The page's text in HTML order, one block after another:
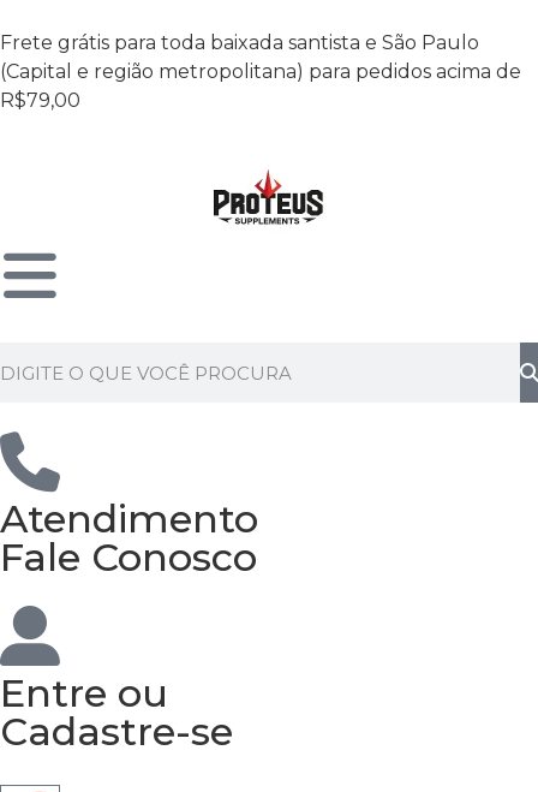
Frete grátis para toda baixada santista e São Paulo
(Capital e região metropolitana) para pedidos acima de
R$79,00
Atendimento
Fale Conosco
Entre ou
Cadastre-se